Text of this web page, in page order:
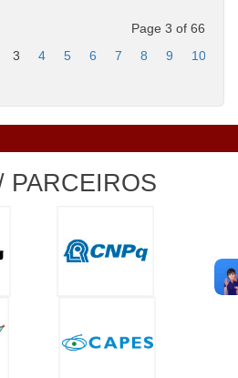
Page 3 of 66
3 4 5 6 7 8 9 10
PARCEIROS